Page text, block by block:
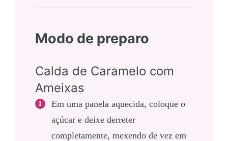
Modo de preparo
Calda de Caramelo com
Ameixas
Em uma panela aquecida, coloque o
açúcar e deixe derreter
completamente, mexendo de vez em